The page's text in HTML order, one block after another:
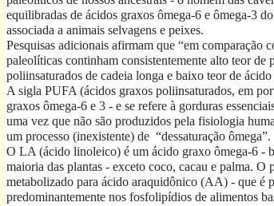
equilibradas de ácidos graxos ômega-6 e ômega-3
associada a animais selvagens e peixes.
Pesquisas adicionais afirmam que “em comparação
paleolíticas continham consistentemente alto teor de
poliinsaturados de cadeia longa e baixo teor de
A sigla PUFA (ácidos graxos poliinsaturados, em
graxos ômega-6 e 3 - e se refere à gorduras
uma vez que não são produzidos pela fisiologia
um processo (inexistente) de “dessaturação ômega”.
O LA (ácido linoleico) é um ácido graxo ômega-6 -
maioria das plantas - exceto coco, cacau e palma. O
metabolizado para ácido araquidônico (AA) - que é
predominantemente nos fosfolipídios de alimentos